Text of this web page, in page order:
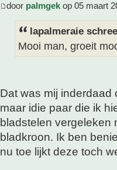
door palmgek op 05 maart
lapalmeraie
Mooi man, groeit
Dat was mij
maar idie paar die ik
bladstelen vergeleken
bladkroon. Ik ben
nu toe lijkt deze toch